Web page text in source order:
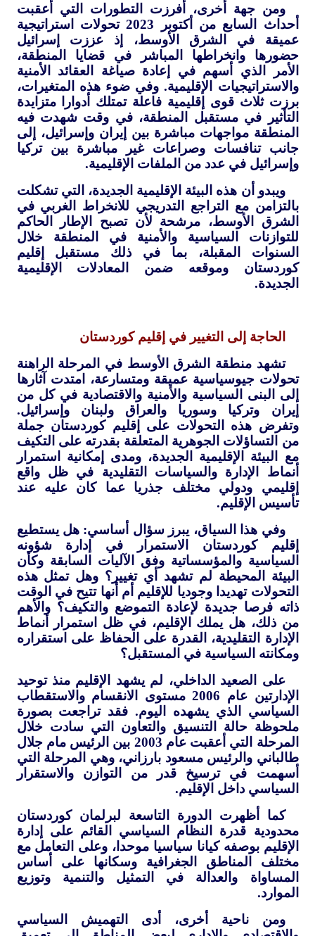
ومن جهة أخرى، أفرزت التطورات التي أعقبت
أحداث السابع من أكتوبر 2023 تحولات استراتيجية
عميقة في الشرق الأوسط، إذ عززت إسرائيل
حضورها وانخراطها المباشر في قضايا المنطقة،
الأمر الذي أسهم في إعادة صياغة العقائد الأمنية
والاستراتيجيات الإقليمية. وفي ضوء هذه المتغيرات،
برزت ثلاث قوى إقليمية فاعلة تمتلك أدوارا متزايدة
التأثير في مستقبل المنطقة، في وقت شهدت فيه
المنطقة مواجهات مباشرة بين إيران وإسرائيل، إلى
جانب تنافسات وصراعات غير مباشرة بين تركيا
وإسرائيل في عدد من الملفات الإقليمية.
ويبدو أن هذه البيئة الإقليمية الجديدة، التي تشكلت
بالتزامن مع التراجع التدريجي للانخراط الغربي في
الشرق الأوسط، مرشحة لأن تصبح الإطار الحاكم
للتوازنات السياسية والأمنية في المنطقة خلال
السنوات المقبلة، بما في ذلك مستقبل إقليم
كوردستان وموقعه ضمن المعادلات الإقليمية
الجديدة.
الحاجة إلى التغيير في إقليم كوردستان
تشهد منطقة الشرق الأوسط في المرحلة الراهنة
تحولات جيوسياسية عميقة ومتسارعة، امتدت آثارها
إلى البنى السياسية والأمنية والاقتصادية في كل من
إيران وتركيا وسوريا والعراق ولبنان وإسرائيل.
وتفرض هذه التحولات على إقليم كوردستان جملة
من التساؤلات الجوهرية المتعلقة بقدرته على التكيف
مع البيئة الإقليمية الجديدة، ومدى إمكانية استمرار
أنماط الإدارة والسياسات التقليدية في ظل واقع
إقليمي ودولي مختلف جذريا عما كان عليه عند
تأسيس الإقليم.
وفي هذا السياق، يبرز سؤال أساسي: هل يستطيع
إقليم كوردستان الاستمرار في إدارة شؤونه
السياسية والمؤسساتية وفق الآليات السابقة وكأن
البيئة المحيطة لم تشهد أي تغيير؟ وهل تمثل هذه
التحولات تهديدا وجوديا للإقليم أم أنها تتيح في الوقت
ذاته فرصا جديدة لإعادة التموضع والتكيف؟ والأهم
من ذلك، هل يملك الإقليم، في ظل استمرار أنماط
الإدارة التقليدية، القدرة على الحفاظ على استقراره
ومكانته السياسية في المستقبل؟
على الصعيد الداخلي، لم يشهد الإقليم منذ توحيد
الإدارتين عام 2006 مستوى الانقسام والاستقطاب
السياسي الذي يشهده اليوم. فقد تراجعت بصورة
ملحوظة حالة التنسيق والتعاون التي سادت خلال
المرحلة التي أعقبت عام 2003 بين الرئيس مام جلال
طالباني والرئيس مسعود بارزاني، وهي المرحلة التي
أسهمت في ترسيخ قدر من التوازن والاستقرار
السياسي داخل الإقليم.
كما أظهرت الدورة التاسعة لبرلمان كوردستان
محدودية قدرة النظام السياسي القائم على إدارة
الإقليم بوصفه كيانا سياسيا موحدا، وعلى التعامل مع
مختلف المناطق الجغرافية وسكانها على أساس
المساواة والعدالة في التمثيل والتنمية وتوزيع
الموارد.
ومن ناحية أخرى، أدى التهميش السياسي